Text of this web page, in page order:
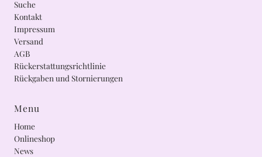
Suche
Kontakt
Impressum
Versand
AGB
Rückerstattungsrichtlinie
Rückgaben und Stornierungen
Menu
Home
Onlineshop
News